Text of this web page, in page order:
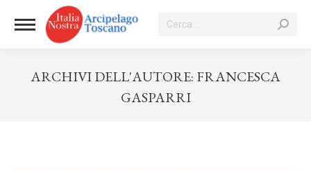
Cerca:
ARCHIVI DELL'AUTORE: FRANCESCA
GASPARRI